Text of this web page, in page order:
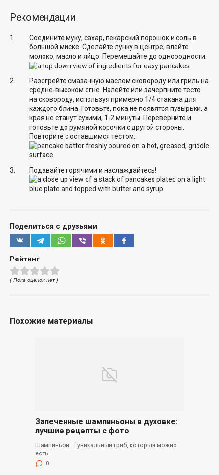
Рекомендации
Соедините муку, сахар, пекарский порошок и соль в
большой миске. Сделайте лунку в центре, влейте
молоко, масло и яйцо. Перемешайте до однородности.
Разогрейте смазанную маслом сковороду или гриль на
средне-высоком огне. Налейте или зачерпните тесто
на сковороду, используя примерно 1/4 стакана для
каждого блина. Готовьте, пока не появятся пузырьки, а
края не станут сухими, 1-2 минуты. Переверните и
готовьте до румяной корочки с другой стороны.
Повторите с оставшимся тестом.
Подавайте горячими и наслаждайтесь!
Поделиться с друзьями
Рейтинг
( Пока оценок нет )
Похожие материалы
Запеченные шампиньоны в духовке:
лучшие рецепты с фото
Шампиньон — уникальный гриб, который можно
есть
0